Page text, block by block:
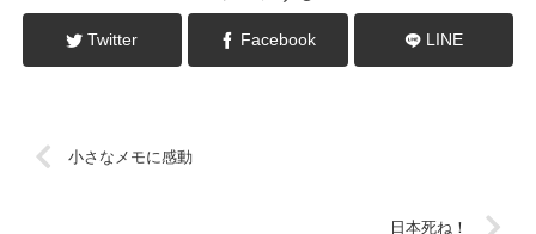
Twitter Facebook LINE
小さなメモに感動
日本死ね！